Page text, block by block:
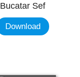
Bucatar Sef
Download